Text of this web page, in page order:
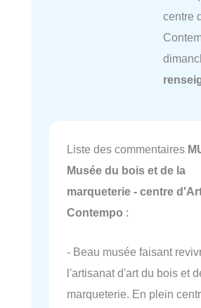
centre
Liste des commentaires
Musée du bois et de la
marqueterie - centre
Contempo :
- Beau musée faisant
l'artisanat d'art du bois et
marqueterie. En plein